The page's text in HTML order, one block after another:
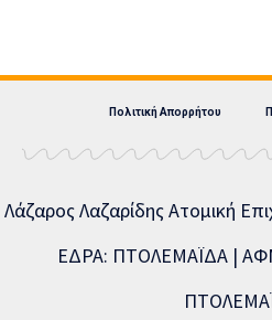
Πολιτική Απορρήτου
Λάζαρος Λαζαρίδης Ατομική
ΕΔΡΑ: ΠΤΟΛΕΜΑΪΔΑ |